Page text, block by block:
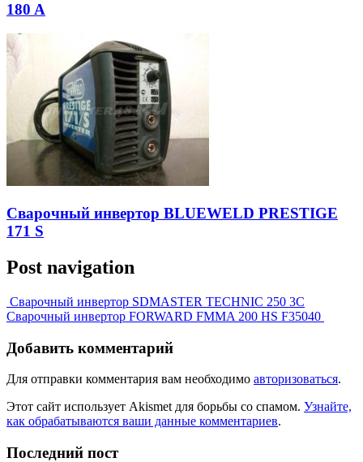
180 A
Сварочный инвертор BLUEWELD PRESTIGE
171 S
Post navigation
Сварочный инвертор SDMASTER TECHNIC 250 3C
Сварочный инвертор FORWARD FMMA 200 HS F35040
Добавить комментарий
Для отправки комментария вам необходимо авторизоваться.
Этот сайт использует Akismet для борьбы со спамом. Узнайте,
как обрабатываются ваши данные комментариев.
Последний пост